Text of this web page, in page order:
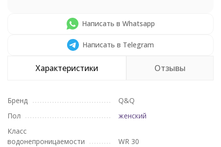
Написать в Whatsapp
Написать в Telegram
Характеристики Отзывы
Бренд
Q&Q
Пол
женский
Класс
водонепроницаемости
WR 30